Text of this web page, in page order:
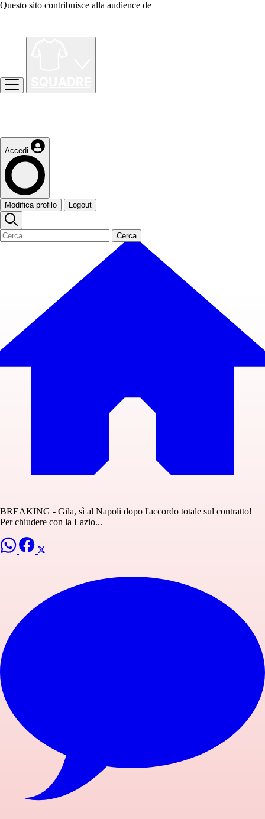
Questo sito contribuisce alla audience de
Accedi
Modifica profilo Logout
Cerca
BREAKING - Gila, sì al Napoli dopo l'accordo totale sul contratto!
Per chiudere con la Lazio...